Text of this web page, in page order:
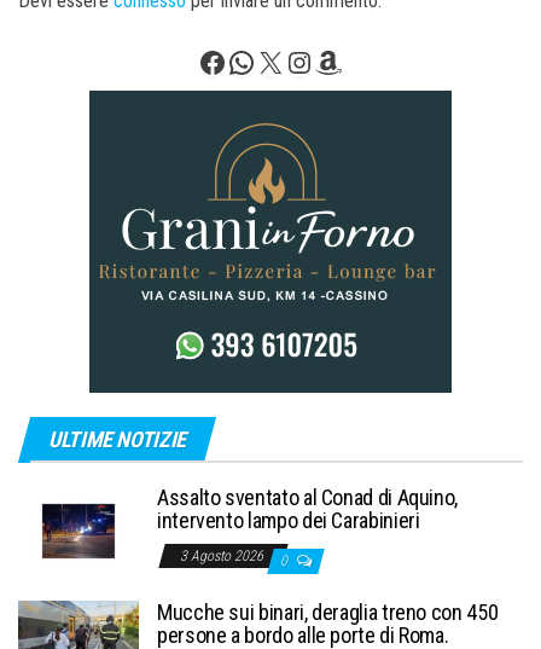
Facebook
WhatsApp
X Instagram
Amazon
ULTIME NOTIZIE
Assalto sventato al Conad di Aquino,
intervento lampo dei Carabinieri
3 Agosto 2026 0
Mucche sui binari, deraglia treno con 450
persone a bordo alle porte di Roma.